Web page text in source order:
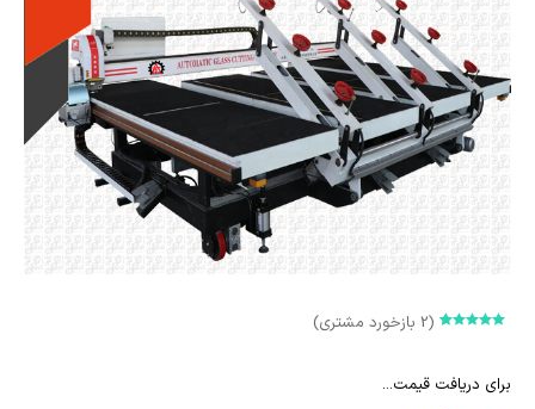
برای دریافت قیمت...
مشتری
(
2 بازخورد مشتری)